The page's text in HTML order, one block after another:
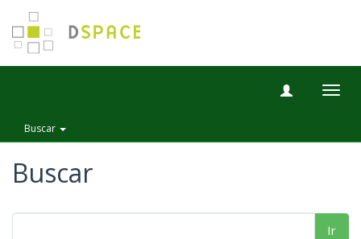
Buscar
Buscar
Ir